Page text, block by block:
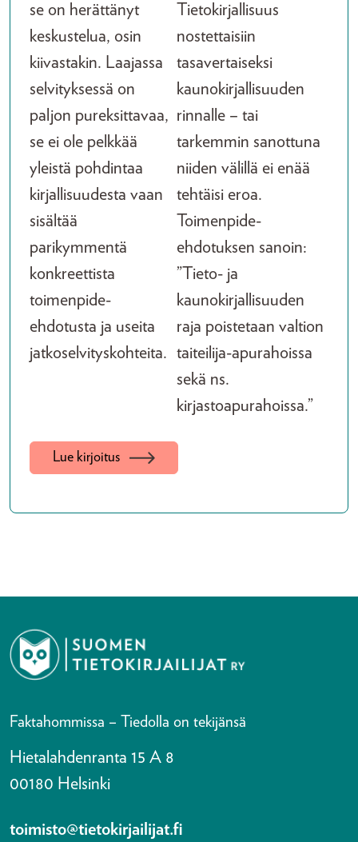
se on herättänyt
keskustelua, osin
kiivastakin. Laajassa
selvityksessä on
paljon pureksittavaa,
se ei ole pelkkää
yleistä pohdintaa
kirjallisuudesta vaan
sisältää
parikymmentä
konkreettista
toimenpide-
ehdotusta ja useita
jatkoselvityskohteita.
Tietokirjallisuus
nostettaisiin
tasavertaiseksi
kaunokirjallisuuden
rinnalle – tai
tarkemmin sanottuna
niiden välillä ei enää
tehtäisi eroa.
Toimenpide-
ehdotuksen sanoin:
”Tieto- ja
kaunokirjallisuuden
raja poistetaan valtion
taiteilija-apurahoissa
sekä ns.
kirjastoapurahoissa.”
Lue kirjoitus
Faktahommissa – Tiedolla on tekijänsä
Hietalahdenranta 15 A 8
00180 Helsinki
toimisto@tietokirjailijat.fi